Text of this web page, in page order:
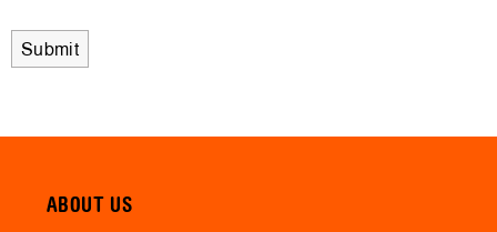
ABOUT US